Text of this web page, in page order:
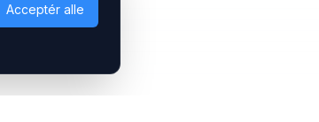
Acceptér alle